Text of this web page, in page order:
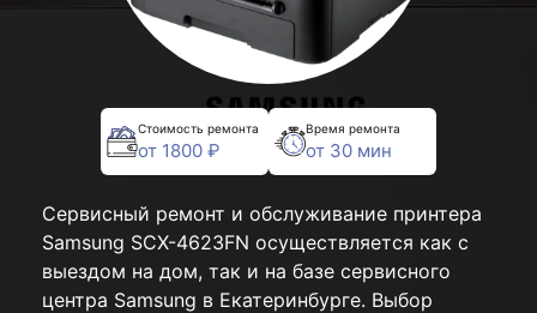
Стоимость ремонта
от 1800 ₽
Время ремонта
от 30 мин
Сервисный ремонт и обслуживание принтера
Samsung SCX-4623FN осуществляется как с
выездом на дом, так и на базе сервисного
центра Samsung в Екатеринбурге. Выбор